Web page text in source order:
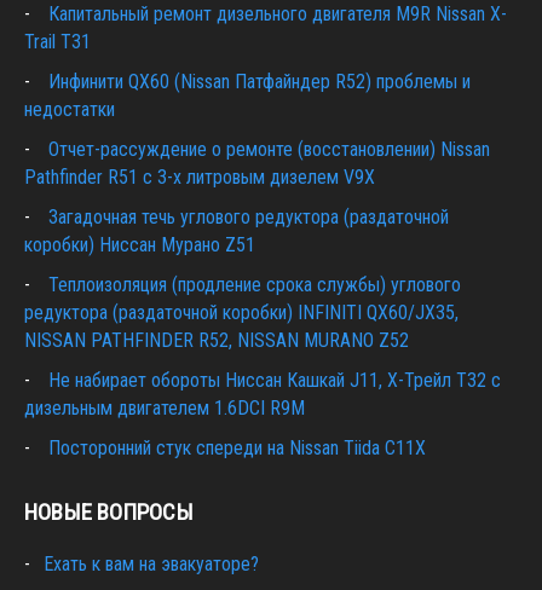
Капитальный ремонт дизельного двигателя M9R Nissan X-
Trail T31
Инфинити QX60 (Nissan Патфайндер R52) проблемы и
недостатки
Отчет-рассуждение о ремонте (восстановлении) Nissan
Pathfinder R51 c 3-х литровым дизелем V9X
Загадочная течь углового редуктора (раздаточной
коробки) Ниссан Мурано Z51
Теплоизоляция (продление срока службы) углового
редуктора (раздаточной коробки) INFINITI QX60/JX35,
NISSAN PATHFINDER R52, NISSAN MURANO Z52
Не набирает обороты Ниссан Кашкай J11, Х-Трейл T32 с
дизельным двигателем 1.6DCI R9M
Посторонний стук спереди на Nissan Tiida C11X
НОВЫЕ ВОПРОСЫ
Ехать к вам на эвакуаторе?